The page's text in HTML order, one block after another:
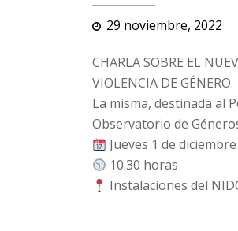
29 noviembre, 2022
CHARLA SOBRE EL
VIOLENCIA DE GÉNERO.
La misma, destinada al
Observatorio de
Jueves 1 de diciembre
10.30 horas
Instalaciones del